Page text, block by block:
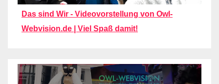
Das sind Wir - Videovorstellung von Owl-
Webvision.de | Viel Spaß damit!